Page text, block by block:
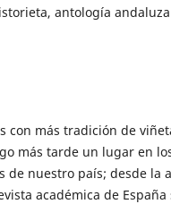
antología andaluza
con más tradición de
más tarde un lugar en
de nuestro país; desde la
académica de